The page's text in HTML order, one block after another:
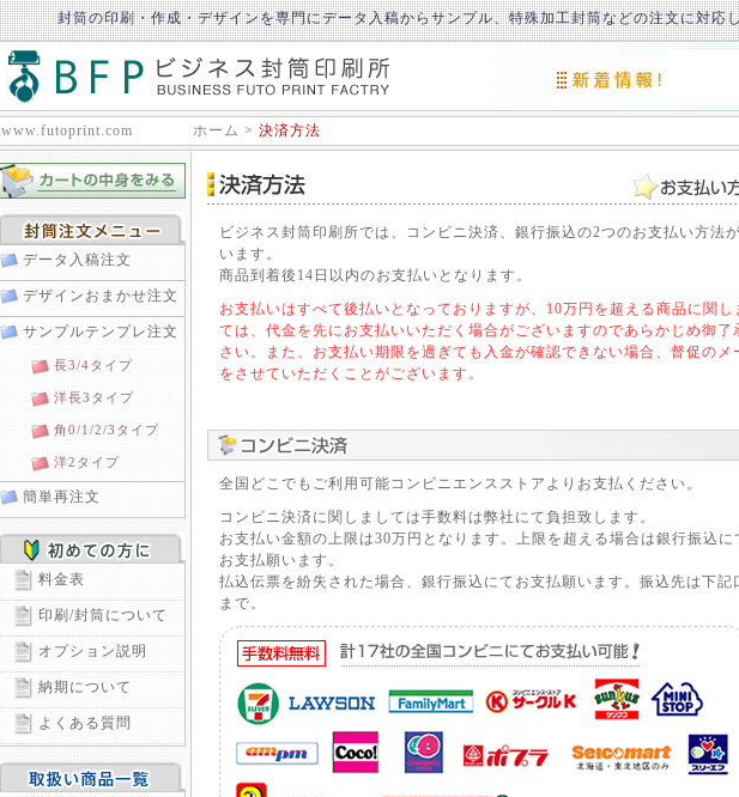
封筒の印刷・作成・デザインを専門にデータ入稿からサンプル、特殊加工封筒などの注文に対応
www.futoprint.com ホーム > 決済方法
データ入稿注文
デザインおまかせ注文
サンプルテンプレ注文
長3/4タイプ
洋長3タイプ
角0/1/2/3タイプ
洋2タイプ
簡単再注文
料金表
印刷/封筒について
オプション説明
納期について
よくある質問
ビジネス封筒印刷所では、コンビニ決済、銀行振込の2つのお支払い方法
います。
商品到着後14日以内のお支払いとなります。
お支払いはすべて後払いとなっておりますが、10万円を超える商品に関し
ては、代金を先にお支払いいただく場合がございますのであらかじめ御了
さい。また、お支払い期限を過ぎても入金が確認できない場合、督促のメ
をさせていただくことがございます。
全国どこでもご利用可能コンビニエンスストアよりお支払ください。
コンビニ決済に関しましては手数料は弊社にて負担致します。
お支払い金額の上限は30万円となります。上限を超える場合は銀行振込に
お支払願います。
払込伝票を紛失された場合、銀行振込にてお支払願います。振込先は下記
まで。